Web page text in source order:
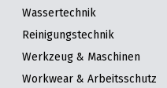
Wassertechnik
Reinigungstechnik
Werkzeug & Maschinen
Workwear & Arbeitsschutz